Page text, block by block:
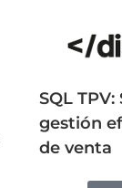
SQL
gestión
de venta